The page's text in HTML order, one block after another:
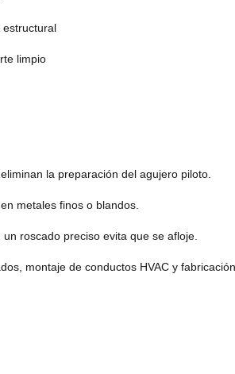
estructural
limpio
la preparación del agujero piloto.
metales finos o blandos.
roscado preciso evita que se afloje.
montaje de conductos HVAC y